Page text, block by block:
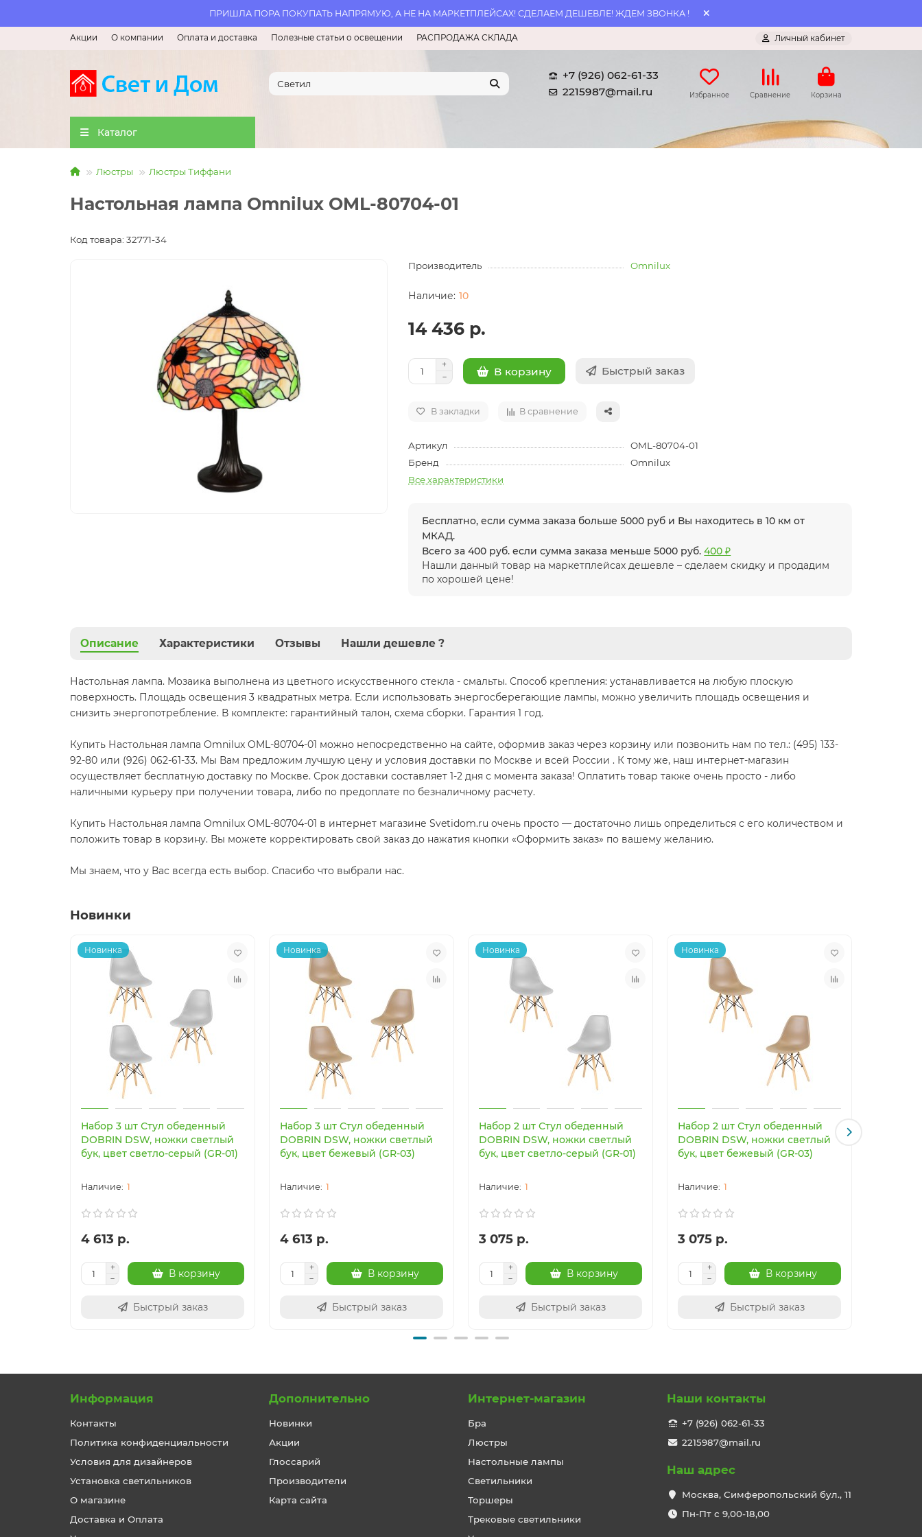
ПРИШЛА ПОРА ПОКУПАТЬ НАПРЯМУЮ, А НЕ НА МАРКЕТПЛЕЙСАХ! СДЕЛАЕМ ДЕШЕВЛЕ! ЖДЕМ ЗВОНКА !
Акции О компании Оплата и доставка Полезные статьи о освещении РАСПРОДАЖА СКЛАДА Личный кабинет
+7 (926) 062-61-33
2215987@mail.ru
Избранное Сравнение Корзина
Каталог
Люстры Люстры Тиффани
Настольная лампа Omnilux OML-80704-01
Код товара: 32771-34
Производитель Omnilux
10
14 436 р.
В корзину Быстрый заказ
В закладки В сравнение
Артикул
OML-80704-01
Бренд
Omnilux
Все характеристики
Бесплатно, если сумма заказа больше 5000 руб и Вы находитесь в 10 км от
МКАД.
Всего за 400 руб. если сумма заказа меньше 5000 руб.400 ₽
Нашли данный товар на маркетплейсах дешевле – сделаем скидку и продадим
по хорошей цене!
Описание Характеристики Отзывы Нашли дешевле ?
Настольная лампа. Мозаика выполнена из цветного искусственного стекла - смальты. Способ крепления: устанавливается на любую плоскую
поверхность. Площадь освещения 3 квадратных метра. Если использовать энергосберегающие лампы, можно увеличить площадь освещения и
снизить энергопотребление. В комплекте: гарантийный талон, схема сборки. Гарантия 1 год.
Купить Настольная лампа Omnilux OML-80704-01 можно непосредственно на сайте, оформив заказ через корзину или позвонить нам по тел.: (495) 133-
92-80 или (926) 062-61-33. Мы Вам предложим лучшую цену и условия доставки по Москве и всей России . К тому же, наш интернет-магазин
осуществляет бесплатную доставку по Москве. Срок доставки составляет 1-2 дня с момента заказа! Оплатить товар также очень просто - либо
наличными курьеру при получении товара, либо по предоплате по безналичному расчету.
Купить Настольная лампа Omnilux OML-80704-01 в интернет магазине Svetidom.ru очень просто — достаточно лишь определиться с его количеством и
положить товар в корзину. Вы можете корректировать свой заказ до нажатия кнопки «Оформить заказ» по вашему желанию.
Мы знаем, что у Вас всегда есть выбор. Спасибо что выбрали нас.
Новинки
Новинка
Набор 3 шт Стул обеденный
DOBRIN DSW, ножки светлый
бук, цвет светло-серый (GR-01)
1
4 613 р.
В корзину
Быстрый заказ
Новинка
Набор 3 шт Стул обеденный
DOBRIN DSW, ножки светлый
бук, цвет бежевый (GR-03)
1
4 613 р.
В корзину
Быстрый заказ
Новинка
Набор 2 шт Стул обеденный
DOBRIN DSW, ножки светлый
бук, цвет светло-серый (GR-01)
1
3 075 р.
В корзину
Быстрый заказ
Новинка
Набор 2 шт Стул обеденный
DOBRIN DSW, ножки светлый
бук, цвет бежевый (GR-03)
1
3 075 р.
В корзину
Быстрый заказ
Информация
Контакты
Политика конфиденциальности
Условия для дизайнеров
Установка светильников
О магазине
Доставка и Оплата
Дополнительно
Новинки
Акции
Глоссарий
Производители
Карта сайта
Интернет-магазин
Бра
Люстры
Настольные лампы
Светильники
Торшеры
Трековые светильники
Наши контакты
+7 (926) 062-61-33
2215987@mail.ru
Наш адрес
Москва, Симферопольский бул., 11
Пн-Пт с 9,00-18,00